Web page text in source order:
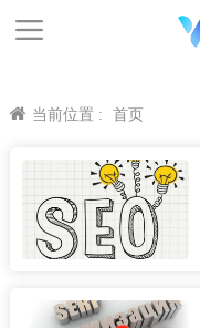
当前位置 : 首页